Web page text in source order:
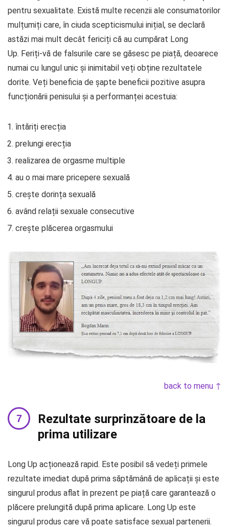
pentru sexualitate. Există multe recenzii ale consumatorilor
mulțumiți care, în ciuda scepticismului inițial, se declară
astăzi mai mult decât fericiți că au cumpărat Long
Up. Feriți-vă de falsurile care se găsesc pe piață, deoarece
numai cu lungul unic și inimitabil veți obține rezultatele
dorite. Veți beneficia de șapte beneficii pozitive asupra
funcționării penisului și a performanței acestuia:
întăriți erecția
prelungi erecția
realizarea de orgasme multiple
au o mai mare pricepere sexuală
crește dorința sexuală
având relații sexuale consecutive
crește plăcerea orgasmului
back to menu ↑
Rezultate surprinzătoare de la
prima utilizare
Long Up acționează rapid. Este posibil să vedeți primele
rezultate imediat după prima săptămână de aplicații și este
singurul produs aflat în prezent pe piață care garantează o
plăcere prelungită după prima aplicare. Long Up este
singurul produs care vă poate satisface sexual partenerii.